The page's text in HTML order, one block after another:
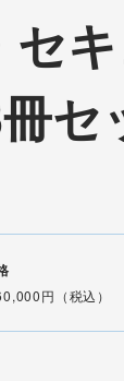
セ
セ
円（税込）